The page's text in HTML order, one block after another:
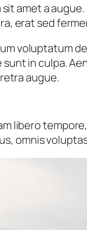
amet a
erat sed
voluptatum
in culpa.
augue.
libero
omnis